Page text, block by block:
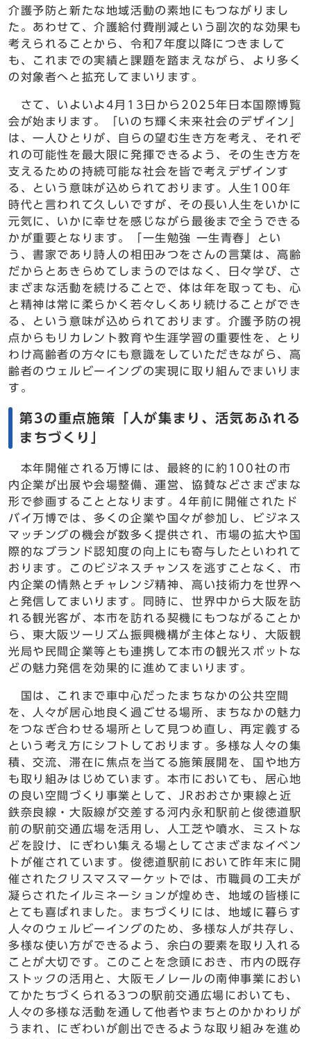
介護予防と新たな地域活動の素地にもつながりまし
た。あわせて、介護給付費削減という副次的な効果も
考えられることから、令和7年度以降につきまして
も、これまでの実績と課題を踏まえながら、より多く
の対象者へと拡充してまいります。
さて、いよいよ4月13日から2025年日本国際博覧
会が始まります。「いのち輝く未来社会のデザイン」
は、一人ひとりが、自らの望む生き方を考え、それぞ
れの可能性を最大限に発揮できるよう、その生き方を
支えるための持続可能な社会を皆で考えデザインす
る、という意味が込められております。人生100年
時代と言われて久しいですが、その長い人生をいかに
元気に、いかに幸せを感じながら最後まで全うできる
かが重要となります。「一生勉強 一生青春」とい
う、書家であり詩人の相田みつをさんの言葉は、高齢
だからとあきらめてしまうのではなく、日々学び、さ
まざまな活動を続けることで、体は年を取っても、心
と精神は常に柔らかく若々しくあり続けることができ
る、という意味が込められております。介護予防の視
点からもリカレント教育や生涯学習の重要性を、とり
わけ高齢者の方々にも意識をしていただきながら、高
齢者のウェルビーイングの実現に取り組んでまいりま
す。
第3の重点施策「人が集まり、活気あふれる
まちづくり」
本年開催される万博には、最終的に約100社の市
内企業が出展や会場整備、運営、協賛などさまざまな
形で参画することとなります。4年前に開催されたド
バイ万博では、多くの企業や国々が参加し、ビジネス
マッチングの機会が数多く提供され、市場の拡大や国
際的なブランド認知度の向上にも寄与したといわれて
おります。このビジネスチャンスを逃すことなく、市
内企業の情熱とチャレンジ精神、高い技術力を世界へ
と発信してまいります。同時に、世界中から大阪を訪
れる観光客が、本市を訪れる契機にもつながることか
ら、東大阪ツーリズム振興機構が主体となり、大阪観
光局や民間企業等とも連携して本市の観光スポットな
どの魅力発信を効果的に進めてまいります。
国は、これまで車中心だったまちなかの公共空間
を、人々が居心地良く過ごせる場所、まちなかの魅力
をつなぎ合わせる場所として見つめ直し、再定義する
という考え方にシフトしております。多様な人々の集
積、交流、滞在に焦点を当てる施策展開を、国や地方
も取り組みはじめています。本市においても、居心地
の良い空間づくり事業として、JRおおさか東線と近
鉄奈良線・大阪線が交差する河内永和駅前と俊徳道駅
前の駅前交通広場を活用し、人工芝や噴水、ミストな
どを設け、にぎわい集える場としてさまざまなイベン
トが催されています。俊徳道駅前において昨年末に開
催されたクリスマスマーケットでは、市職員の工夫が
凝らされたイルミネーションが煌めき、地域の皆様に
とても喜ばれました。まちづくりには、地域に暮らす
人々のウェルビーイングのため、多様な人が共存し、
多様な使い方ができるよう、余白の要素を取り入れる
ことが大切です。このことを念頭におき、市内の既存
ストックの活用と、大阪モノレールの南伸事業におい
てかたちづくられる3つの駅前交通広場においても、
人々の多様な活動を通して他者やまちとのかかわりが
うまれ、にぎわいが創出できるような取り組みを進め